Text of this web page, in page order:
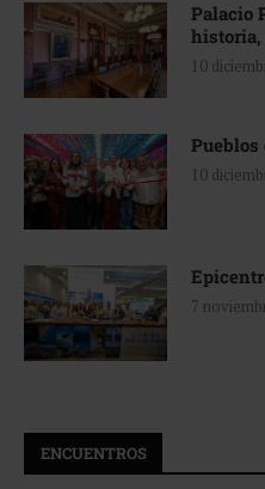
Palacio
historia,
10
10
7
ENCUENTROS